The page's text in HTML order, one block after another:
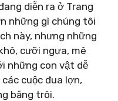
diễn ra ở Trang
những gì chúng tôi
này, nhưng những
cưỡi ngựa, mê
những con vật dễ
cuộc đua lợn,
băng trôi.